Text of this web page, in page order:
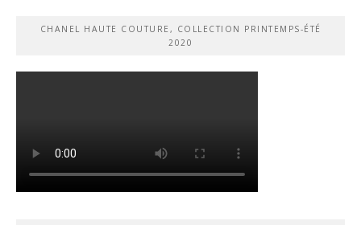
CHANEL HAUTE COUTURE, COLLECTION PRINTEMPS-ÉTÉ
2020